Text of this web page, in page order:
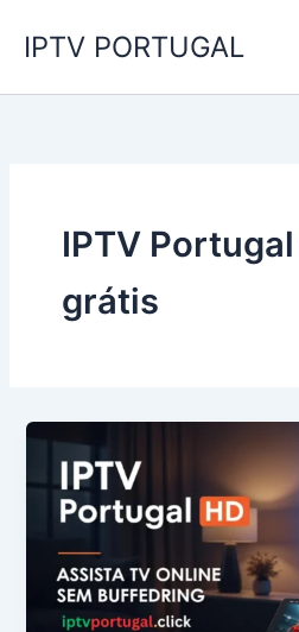
IPTV PORTUGAL
IPTV
grátis